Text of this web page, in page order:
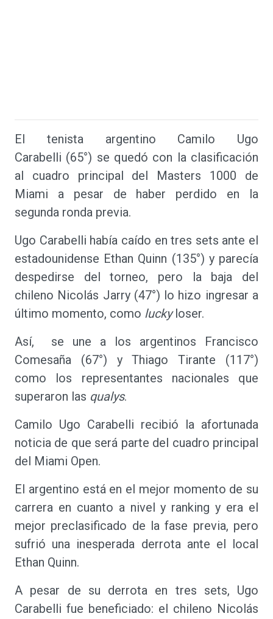
El tenista argentino Camilo Ugo
Carabelli (65°) se quedó con la clasificación
al cuadro principal del Masters 1000 de
Miami a pesar de haber perdido en la
segunda ronda previa.
Ugo Carabelli había caído en tres sets ante el
estadounidense Ethan Quinn (135°) y parecía
despedirse del torneo, pero la baja del
chileno Nicolás Jarry (47°) lo hizo ingresar a
último momento, como luckyloser.
Así, se une a los argentinos Francisco
Comesaña (67°) y Thiago Tirante (117°)
como los representantes nacionales que
superaron las qualys.
Camilo Ugo Carabelli recibió la afortunada
noticia de que será parte del cuadro principal
del Miami Open.
El argentino está en el mejor momento de su
carrera en cuanto a nivel y ranking y era el
mejor preclasificado de la fase previa, pero
sufrió una inesperada derrota ante el local
Ethan Quinn.
A pesar de su derrota en tres sets, Ugo
Carabelli fue beneficiado: el chileno Nicolás